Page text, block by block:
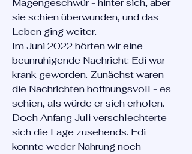
Magengeschwür - hinter sich, aber
sie schien überwunden, und das
Leben ging weiter.
Im Juni 2022 hörten wir eine
beunruhigende Nachricht: Edi war
krank geworden. Zunächst waren
die Nachrichten hoffnungsvoll - es
schien, als würde er sich erholen.
Doch Anfang Juli verschlechterte
sich die Lage zusehends. Edi
konnte weder Nahrung noch